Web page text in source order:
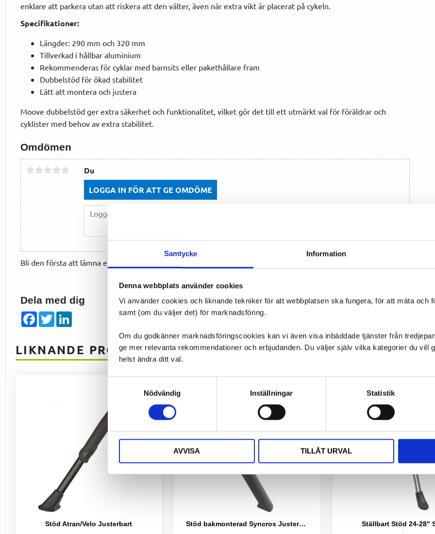
Samtycke Information
Denna webbplats använder cookies
Vi använder cookies och liknande tekniker för att webbplatsen ska fungera, för att mäta och
samt (om du väljer det) för marknadsföring.
Om du godkänner marknadsföringscookies kan vi även visa inbäddade tjänster från
ge mer relevanta rekommendationer och erbjudanden. Du väljer själv vilka kategorier du vill
helst ändra ditt val.
Nödvändig
Inställningar Statistik
AVVISA TILLÅT URVAL
enklare att parkera utan att riskera att den välter, även när extra vikt är placerat på cykeln.
Specifikationer:
Längder: 290 mm och 320 mm
Tillverkad i hållbar aluminium
Rekommenderas för cyklar med barnsits eller pakethållare fram
Dubbelstöd för ökad stabilitet
Lätt att montera och justera
Moove dubbelstöd ger extra säkerhet och funktionalitet, vilket gör det till ett utmärkt val för föräldrar och
cyklister med behov av extra stabilitet.
Dela med dig
Facebook
Twitter
Omdömen
Du
LOGGA IN FÖR ATT GE OMDÖME
Bli den första att lämna ett omdöme.
LIKNANDE PRODUKTER
Stöd Atran/Velo Justerbart
Stöd bakmonterad Syncros Justerbart 26-29"
Ställbart Stöd 24-28"